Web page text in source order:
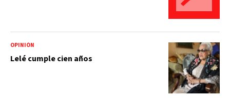
OPINIÓN
Lelé cumple cien años